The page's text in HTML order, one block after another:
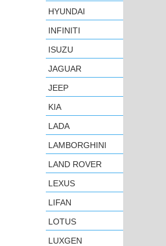
HYUNDAI
INFINITI
ISUZU
JAGUAR
JEEP
KIA
LADA
LAMBORGHINI
LAND ROVER
LEXUS
LIFAN
LOTUS
LUXGEN